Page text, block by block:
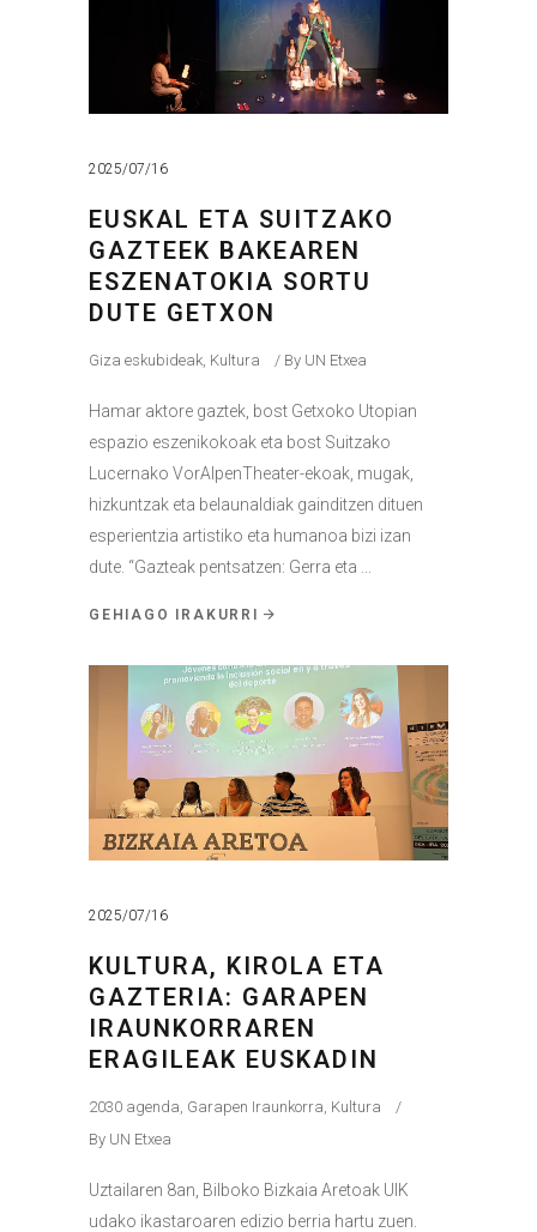
2025/07/16
EUSKAL ETA SUITZAKO
GAZTEEK BAKEAREN
ESZENATOKIA SORTU
DUTE GETXON
Giza eskubideak, Kultura By UN Etxea
Hamar aktore gaztek, bost Getxoko Utopian
espazio eszenikokoak eta bost Suitzako
Lucernako VorAlpenTheater-ekoak, mugak,
hizkuntzak eta belaunaldiak gainditzen dituen
esperientzia artistiko eta humanoa bizi izan
dute. “Gazteak pentsatzen: Gerra eta
GEHIAGO IRAKURRI
2025/07/16
KULTURA, KIROLA ETA
GAZTERIA: GARAPEN
IRAUNKORRAREN
ERAGILEAK EUSKADIN
2030 agenda Garapen Iraunkorra Kultura
By UN Etxea
Uztailaren 8an, Bilboko Bizkaia Aretoak UIK
udako ikastaroaren edizio berria hartu zuen.